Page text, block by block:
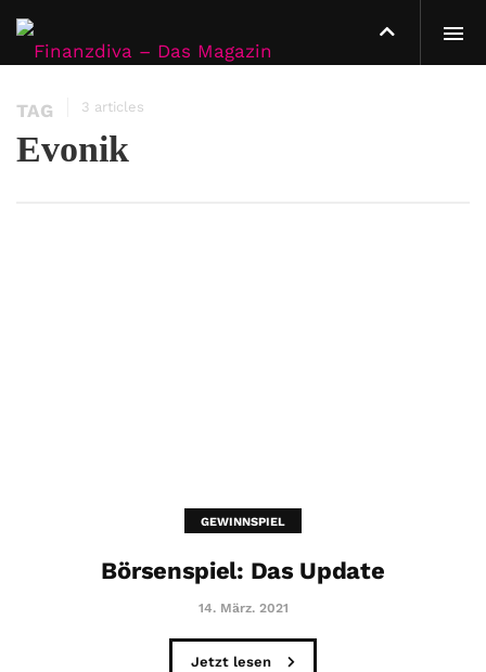
TAG 3 articles
Evonik
GEWINNSPIEL
Börsenspiel: Das Update
14. März. 2021
Jetzt lesen